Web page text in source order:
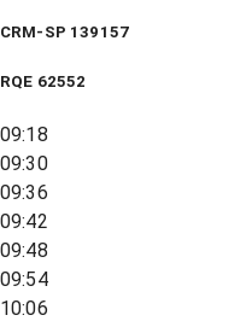
CRM-SP 139157
RQE 62552
09:18
09:30
09:36
09:42
09:48
09:54
10:06